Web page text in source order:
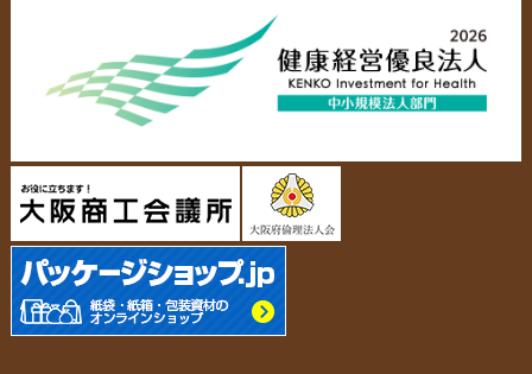
スタッフ紹介 採用情報
当社の協力工場の設備紹介
個人情報の取扱について
ペーパーレザーバッグ 米袋
カタログ/パンフレット
スタンド
アクセサリー・
ジュエリーボックス
名刺箱